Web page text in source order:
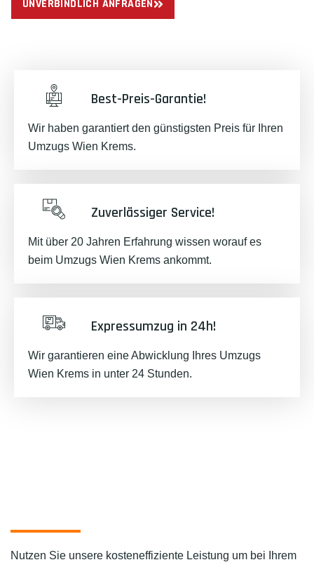
UNVERBINDLICH ANFRAGEN
Best-Preis-Garantie!
Wir haben garantiert den günstigsten Preis für Ihren
Umzugs Wien Krems.
Zuverlässiger Service!
Mit über 20 Jahren Erfahrung wissen worauf es
beim Umzugs Wien Krems ankommt.
Expressumzug in 24h!
Wir garantieren eine Abwicklung Ihres Umzugs
Wien Krems in unter 24 Stunden.
Nutzen Sie unsere kosteneffiziente Leistung um bei Ihrem